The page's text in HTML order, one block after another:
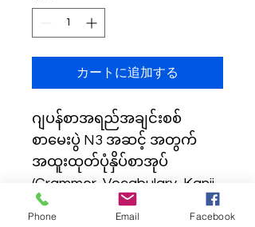
カートに追加する
ဂျပန်စာအရည်အချင်းစစ်
စာမေးပွဲ N3 အဆင့် အတွက်
အထူးထုတ်ပုံနှိပ်စာအုပ်
(Grammer, Vocabulary, Kanji,
Reading , Listening ( CD ) တို့
Phone Email Facebook